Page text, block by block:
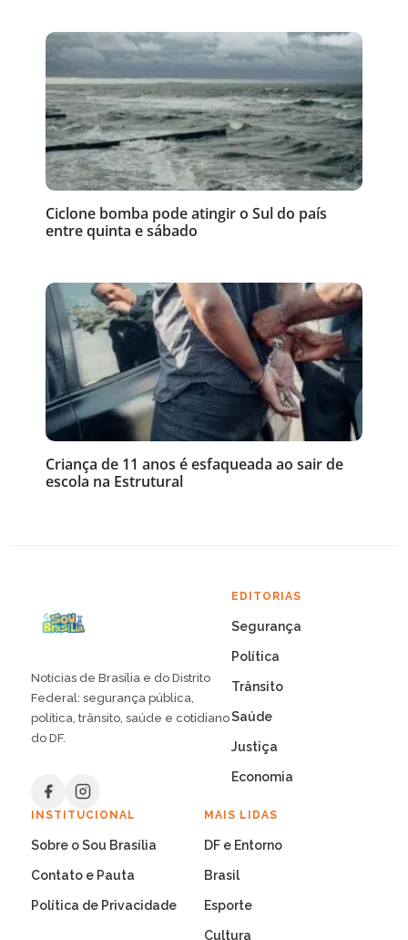
Ciclone bomba pode atingir o Sul do país
entre quinta e sábado
Criança de 11 anos é esfaqueada ao sair de
escola na Estrutural
Notícias de Brasília e do Distrito
Federal: segurança pública,
política, trânsito, saúde e cotidiano
do DF.
EDITORIAS
Segurança
Política
Trânsito
Saúde
Justiça
Economia
INSTITUCIONAL
Sobre o Sou Brasília
Contato e Pauta
Política de Privacidade
MAIS LIDAS
DF e Entorno
Brasil
Esporte
Cultura